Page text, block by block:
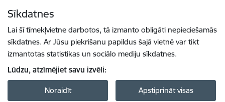
Sīkdatnes
Lai šī tīmekļvietne darbotos, tā izmanto obligāti nepieciešamās
sīkdatnes. Ar Jūsu piekrišanu papildus šajā vietnē var tikt
izmantotas statistikas un sociālo mediju sīkdatnes.
Lūdzu, atzīmējiet savu izvēli:
Noraidīt Apstiprināt visas